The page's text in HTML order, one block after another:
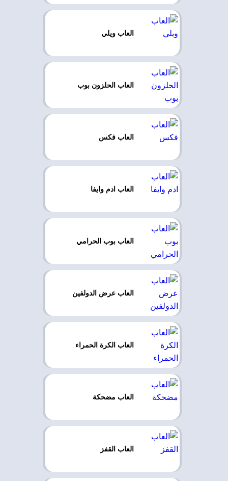
العاب ويلي
العاب الحلزون بوب
العاب فكس
العاب ادم وايفا
العاب بوب الحرامي
العاب عرض الدولفين
العاب الكرة الحمراء
العاب مضحكة
العاب القفز